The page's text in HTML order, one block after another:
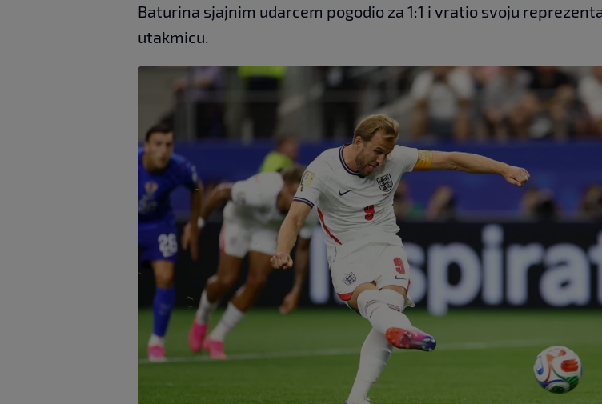
Baturina sjajnim udarcem pogodio za 1:1 i vratio svoju
utakmicu.